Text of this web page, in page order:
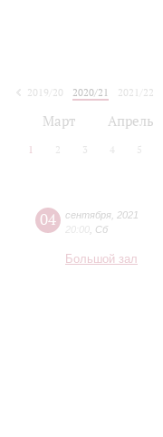
2019/20
2020/21 2021/22
Март Апрель
1 2 3 4 5
04 сентября 2021
20:00 Сб
Большой зал